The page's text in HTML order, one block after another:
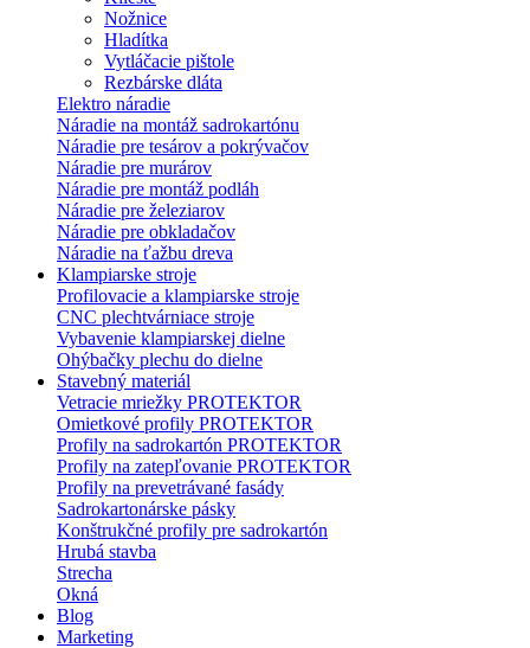
Nožnice
Hladítka
Vytláčacie pištole
Rezbárske dláta
Elektro náradie
Náradie na montáž sadrokartónu
Náradie pre tesárov a pokrývačov
Náradie pre murárov
Náradie pre montáž podláh
Náradie pre železiarov
Náradie pre obkladačov
Náradie na ťažbu dreva
Klampiarske stroje
Profilovacie a klampiarske stroje
CNC plechtvárniace stroje
Vybavenie klampiarskej dielne
Ohýbačky plechu do dielne
Stavebný materiál
Vetracie mriežky PROTEKTOR
Omietkové profily PROTEKTOR
Profily na sadrokartón PROTEKTOR
Profily na zatepľovanie PROTEKTOR
Profily na prevetrávané fasády
Sadrokartonárske pásky
Konštrukčné profily pre sadrokartón
Hrubá stavba
Strecha
Okná
Blog
Marketing